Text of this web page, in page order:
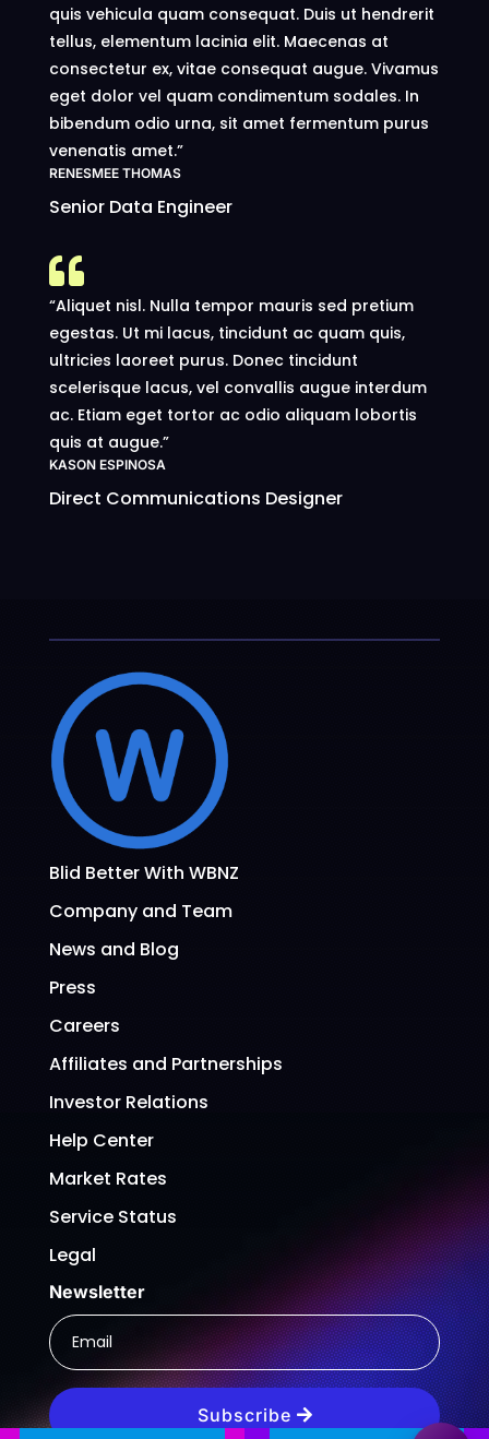
quis vehicula quam consequat. Duis ut hendrerit
tellus, elementum lacinia elit. Maecenas at
consectetur ex, vitae consequat augue. Vivamus
eget dolor vel quam condimentum sodales. In
bibendum odio urna, sit amet fermentum purus
venenatis amet.”
RENESMEE THOMAS
Senior Data Engineer

“Aliquet nisl. Nulla tempor mauris sed pretium
egestas. Ut mi lacus, tincidunt ac quam quis,
ultricies laoreet purus. Donec tincidunt
scelerisque lacus, vel convallis augue interdum
ac. Etiam eget tortor ac odio aliquam lobortis
quis at augue.”
KASON ESPINOSA
Direct Communications Designer
Blid Better With WBNZ
Company and Team
News and Blog
Press
Careers
Affiliates and Partnerships
Investor Relations
Help Center
Market Rates
Service Status
Legal
Newsletter
Subscribe